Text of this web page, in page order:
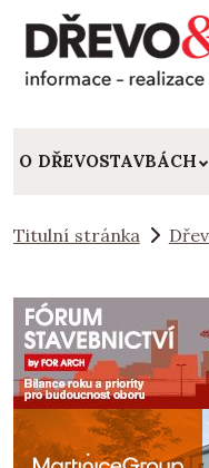
O DŘEVOSTAVBÁCH
Titulní stránka